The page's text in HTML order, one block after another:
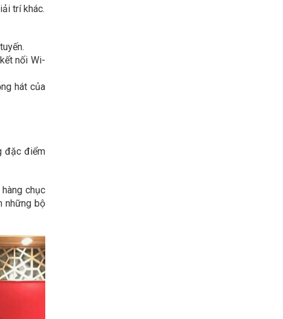
trí khác.
nối Wi-
hát của
đặc điểm
chục
những bộ